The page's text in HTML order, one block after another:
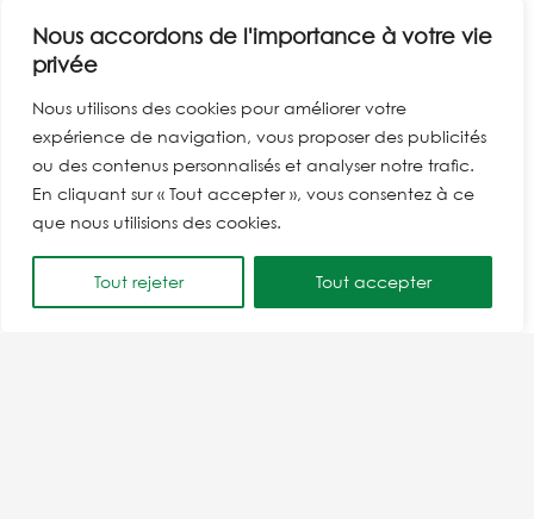
Nous accordons de l'importance à votre vie
privée
Nous utilisons des cookies pour améliorer votre
expérience de navigation, vous proposer des publicités
ou des contenus personnalisés et analyser notre trafic.
En cliquant sur « Tout accepter », vous consentez à ce
que nous utilisions des cookies.
Tout rejeter Tout accepter
Les 5 pistes de Fransylva pour lutter contre les feux
de forêts
26 octobre 2025
La saison des champignons débute …
3 octobre 2025
Catégories
Actualités Var – PACA(6)